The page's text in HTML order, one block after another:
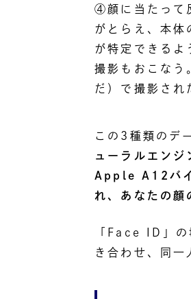
④顔に当たって
がとらえ、本体
が特定できるよ
撮影もおこなう
だ）で撮影され
この3種類のデ
ューラルエン
Apple A12バ
れ、あなたの顔
「Face ID」の
き合わせ、同一